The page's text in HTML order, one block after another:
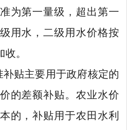
为第一量级，超出第一
用水，二级用水价格按
收。
补贴主要用于政府核定的
的差额补贴。农业水价
的，补贴用于农田水利